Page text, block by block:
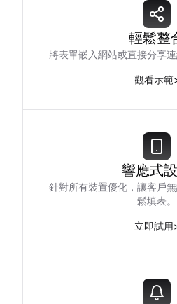
輕鬆整
將表單嵌入網站或直接分享連
觀看示範
響應式
針對所有裝置優化，讓客戶
鬆填表。
立即試用